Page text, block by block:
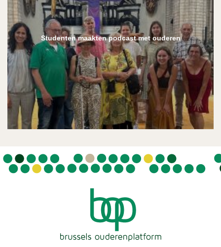
Studenten maakten podcast met ouderen